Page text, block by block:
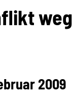
2009